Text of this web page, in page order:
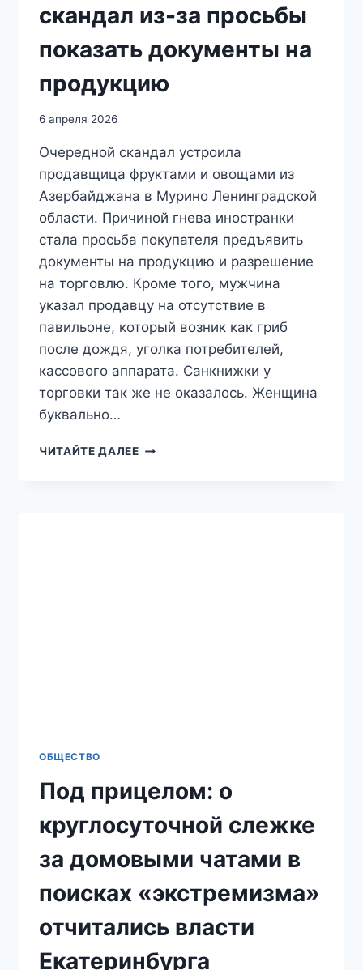
скандал из-за просьбы
показать документы на
продукцию
6 апреля 2026
Очередной скандал устроила
продавщица фруктами и овощами из
Азербайджана в Мурино Ленинградской
области. Причиной гнева иностранки
стала просьба покупателя предъявить
документы на продукцию и разрешение
на торговлю. Кроме того, мужчина
указал продавцу на отсутствие в
павильоне, который возник как гриб
после дождя, уголка потребителей,
кассового аппарата. Санкнижки у
торговки так же не оказалось. Женщина
буквально…
ЧИТАЙТЕ ДАЛЕЕ«ИДИ
ОБЩЕСТВО
Под прицелом: о
круглосуточной слежке
за домовыми чатами в
поисках «экстремизма»
отчитались власти
Екатеринбурга